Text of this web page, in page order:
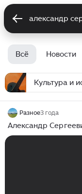
Всё Новости
Культура и
Разное3 года
Александр